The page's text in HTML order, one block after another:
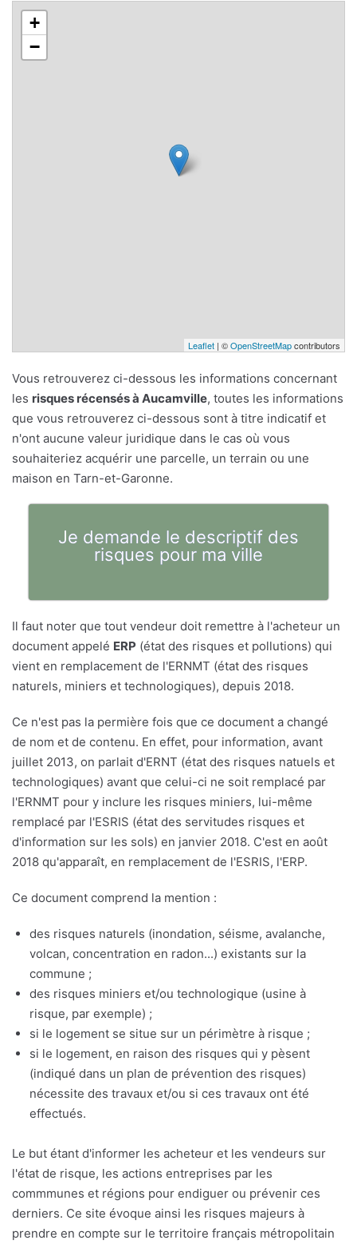
+
−
Leaflet | ©OpenStreetMapcontributors
Vous retrouverez ci-dessous les informations concernant
les risques récensés à Aucamville, toutes les informations
que vous retrouverez ci-dessous sont à titre indicatif et
n'ont aucune valeur juridique dans le cas où vous
souhaiteriez acquérir une parcelle, un terrain ou une
maison en Tarn-et-Garonne.
Je demande le descriptif des
risques pour ma ville
Il faut noter que tout vendeur doit remettre à l'acheteur un
document appelé ERP (état des risques et pollutions) qui
vient en remplacement de l'ERNMT (état des risques
naturels, miniers et technologiques), depuis 2018.
Ce n'est pas la permière fois que ce document a changé
de nom et de contenu. En effet, pour information, avant
juillet 2013, on parlait d'ERNT (état des risques natuels et
technologiques) avant que celui-ci ne soit remplacé par
l'ERNMT pour y inclure les risques miniers, lui-même
remplacé par l'ESRIS (état des servitudes risques et
d'information sur les sols) en janvier 2018. C'est en août
2018 qu'apparaît, en remplacement de l'ESRIS, l'ERP.
Ce document comprend la mention :
des risques naturels (inondation, séisme, avalanche,
volcan, concentration en radon...) existants sur la
commune ;
des risques miniers et/ou technologique (usine à
risque, par exemple) ;
si le logement se situe sur un périmètre à risque ;
si le logement, en raison des risques qui y pèsent
(indiqué dans un plan de prévention des risques)
nécessite des travaux et/ou si ces travaux ont été
effectués.
Le but étant d'informer les acheteur et les vendeurs sur
l'état de risque, les actions entreprises par les
commmunes et régions pour endiguer ou prévenir ces
derniers. Ce site évoque ainsi les risques majeurs à
prendre en compte sur le territoire français métropolitain